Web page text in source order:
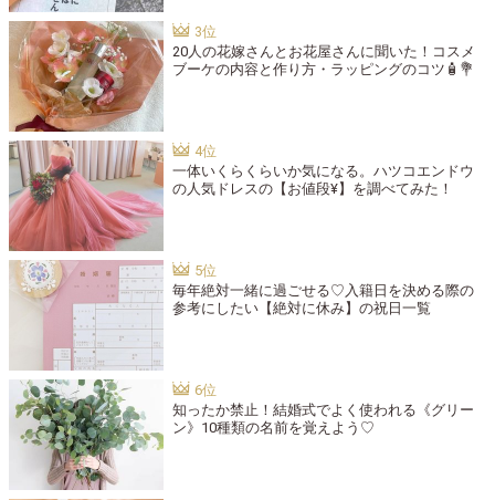
20人の花嫁さんとお花屋さんに聞いた！コスメ
ブーケの内容と作り方・ラッピングのコツ🧴💐
一体いくらくらいか気になる。ハツコエンドウ
の人気ドレスの【お値段¥】を調べてみた！
毎年絶対一緒に過ごせる♡入籍日を決める際の
参考にしたい【絶対に休み】の祝日一覧
知ったか禁止！結婚式でよく使われる《グリー
ン》10種類の名前を覚えよう♡